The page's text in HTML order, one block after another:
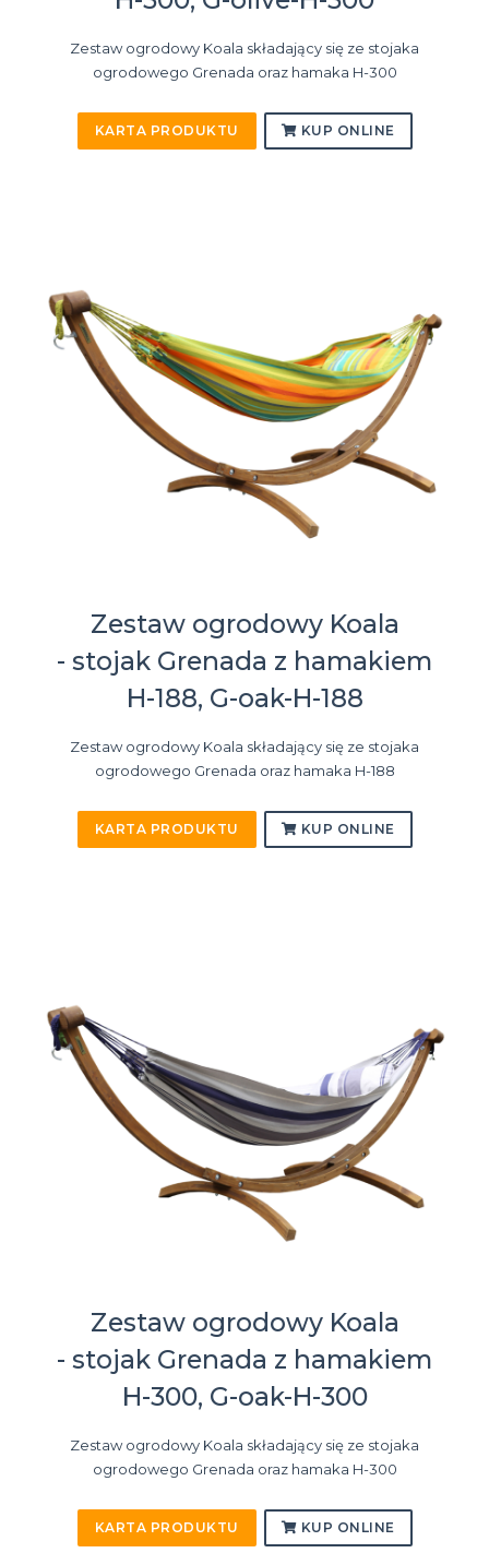
Zestaw ogrodowy Koala składający się ze stojaka
ogrodowego Grenada oraz hamaka H-300
KARTA PRODUKTU KUP ONLINE
Zestaw ogrodowy Koala
- stojak Grenada z hamakiem
H-188, G-oak-H-188
Zestaw ogrodowy Koala składający się ze stojaka
ogrodowego Grenada oraz hamaka H-188
KARTA PRODUKTU KUP ONLINE
Zestaw ogrodowy Koala
- stojak Grenada z hamakiem
H-300, G-oak-H-300
Zestaw ogrodowy Koala składający się ze stojaka
ogrodowego Grenada oraz hamaka H-300
KARTA PRODUKTU KUP ONLINE